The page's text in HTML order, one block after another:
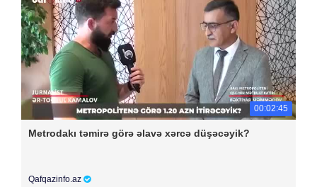
00:02:45
Metrodakı təmirə görə əlavə xərcə düşəcəyik?
Qafqazinfo.az